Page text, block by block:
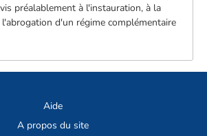
préalablement à l'instauration, à la
d'un régime complémentaire
Aide
A propos du site